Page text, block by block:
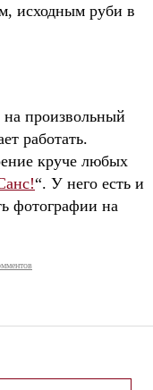
исходным руби в
произвольный
работать.
круче любых
“. У него есть и
фотографии на